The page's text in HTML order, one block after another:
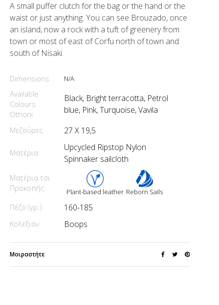
A small puffer clutch for the bag or the hand or the
waist or just anything. You can see Brouzado, once
an island, now a rock with a tuft of greenery from
town or most of east of Corfu north of town and
south of Nisaki.
Dimensions N/A
Available
Colours
Othoni
Black, Bright terracotta, Petrol
blue, Pink, Turquoise, Vavila
Μεζούρες 27 X 19,5
Ματέρια
Upcycled Ripstop Nylon
Spinnaker sailcloth
Ματέρια τσι
Προκοπής
Plant-based leather Reborn Sails
Πέζο (γρ.) 160-185
Κολεξιόν Boops
Μοιραστήτε